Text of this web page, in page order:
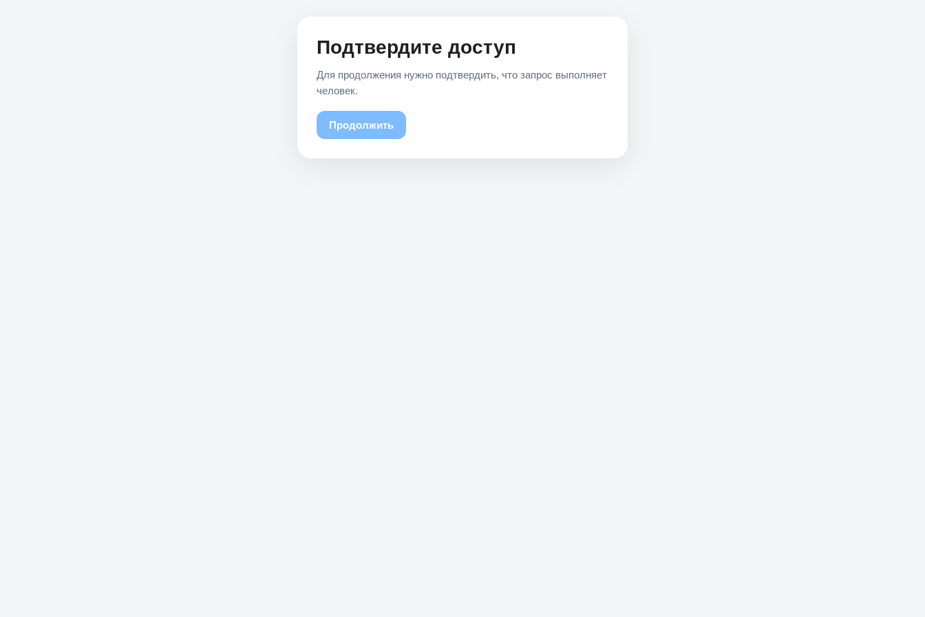
Подтвердите доступ
Для продолжения нужно подтвердить, что запрос выполняет
человек.
Продолжить